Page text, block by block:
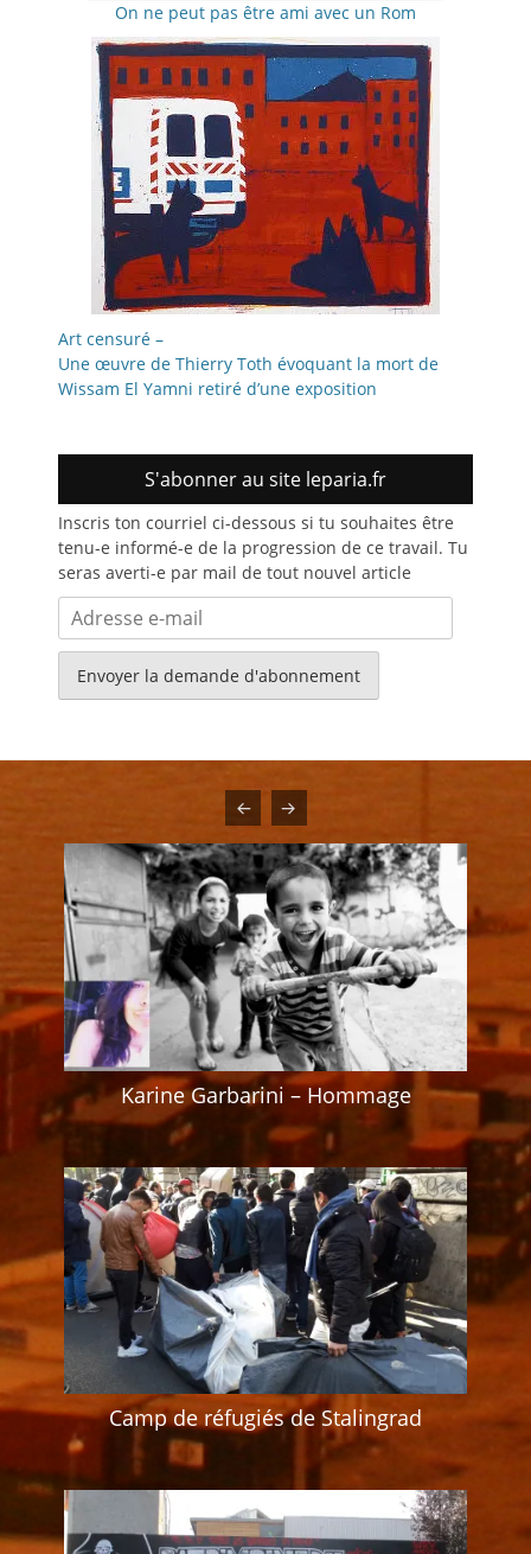
On ne peut pas être ami avec un Rom
Art censuré –
Une œuvre de Thierry Toth évoquant la mort de
Wissam El Yamni retiré d’une exposition
S'abonner au site leparia.fr
Inscris ton courriel ci-dessous si tu souhaites être
tenu-e informé-e de la progression de ce travail. Tu
seras averti-e par mail de tout nouvel article
Adresse
e-
mail
Karine Garbarini – Hommage
Camp de réfugiés de Stalingrad